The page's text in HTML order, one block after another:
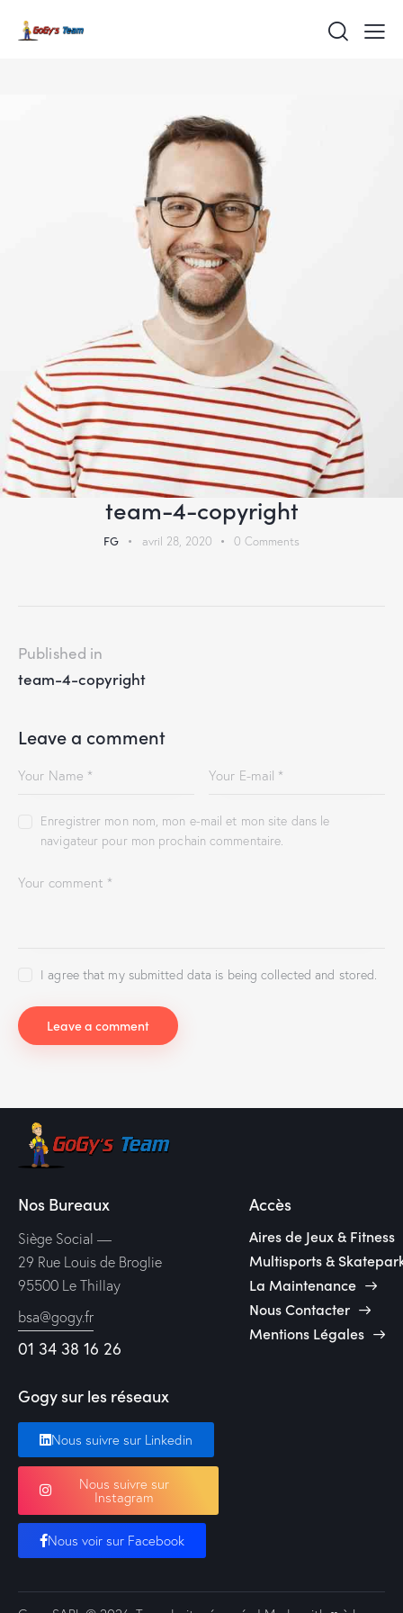
team-4-copyright
FG avril 28, 2020 0 Comments
Published in
team-4-copyright
Leave a comment
Enregistrer mon nom, mon e-mail et mon site dans le
navigateur pour mon prochain commentaire.
I agree that my submitted data is being collected and stored.
Nos Bureaux
Siège Social —
29 Rue Louis de Broglie
95500 Le Thillay
bsa@gogy.fr
01 34 38 16 26
Accès
Aires de Jeux & Fitness
Multisports &
La Maintenance
Nous Contacter
Mentions Légales
Gogy sur les réseaux
Nous suivre sur Linkedin
Nous suivre sur
Instagram
Nous voir sur Facebook